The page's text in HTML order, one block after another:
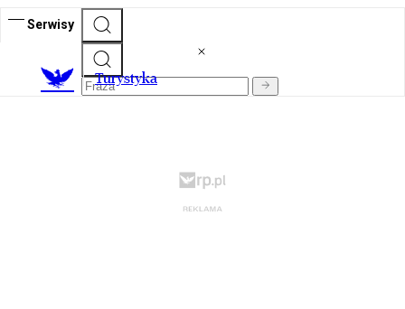
Serwisy
Turystyka